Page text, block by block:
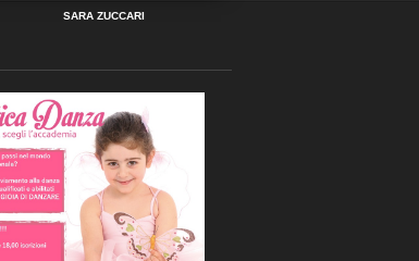
SARA ZUCCARI